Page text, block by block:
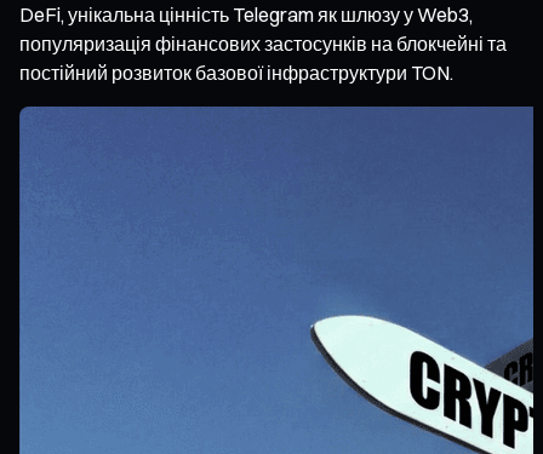
DeFi, унікальна цінність Telegram як шлюзу у Web3,
популяризація фінансових застосунків на блокчейні та
постійний розвиток базової інфраструктури TON.